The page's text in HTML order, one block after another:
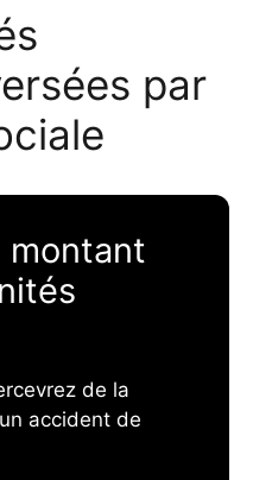
par
montant
de la
accident de